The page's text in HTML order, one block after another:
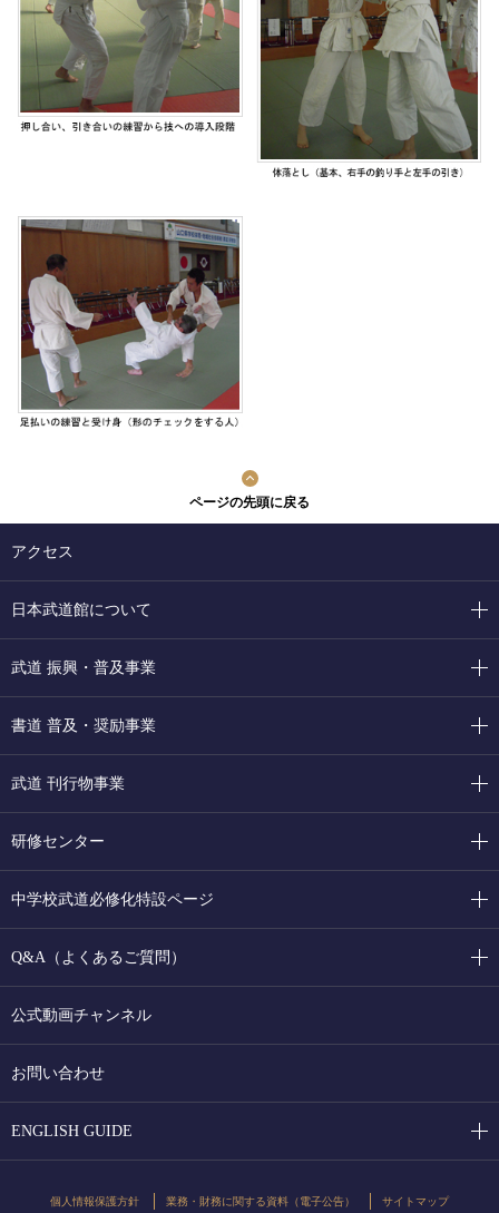
ページの先頭に戻る
アクセス
日本武道館について
武道 振興・普及事業
書道 普及・奨励事業
武道 刊行物事業
研修センター
中学校武道必修化特設ページ
Q&A（よくあるご質問）
公式動画チャンネル
お問い合わせ
ENGLISH GUIDE
個人情報保護方針 業務・財務に関する資料（電子公告） サイトマップ